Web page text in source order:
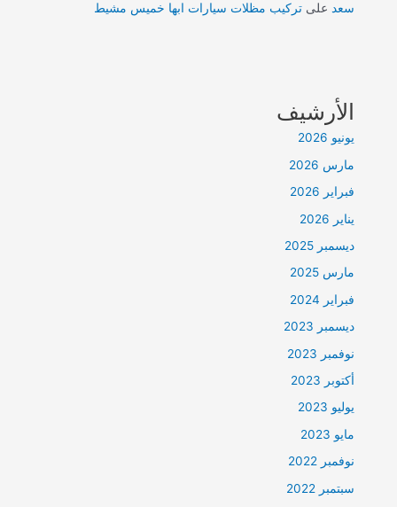
سعد علىتركيب مظلات سيارات ابها خميس مشيط
الأرشيف
يونيو 2026
مارس 2026
فبراير 2026
يناير 2026
ديسمبر 2025
مارس 2025
فبراير 2024
ديسمبر 2023
نوفمبر 2023
أكتوبر 2023
يوليو 2023
مايو 2023
نوفمبر 2022
سبتمبر 2022